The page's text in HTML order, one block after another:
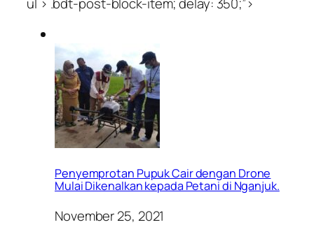
Penyemprotan Pupuk Cair dengan Drone
Mulai Dikenalkan kepada Petani di Nganjuk.
November 25, 2021